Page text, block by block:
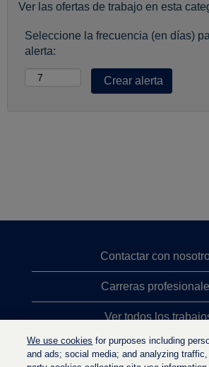
Ver las ofertas de trabajo en esta
Seleccione la frecuencia (en días)
alerta:
Contactar con
Carreras
Ver todos los
Búsqueda de altos
We use cookies for purposes including
and ads; social media; and analyzing